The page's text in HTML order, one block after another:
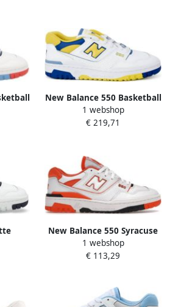
44
44
New Balance 550 Basketball
Schoenen white maat: 41.5
beschikbare maaten:41.5
1 webshop
€ 219,71
New Balance 550 Syracuse
Sneaker White Unisex
1 webshop
€ 113,29